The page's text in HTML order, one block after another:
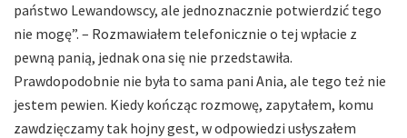
państwo Lewandowscy, ale jednoznacznie potwierdzić tego
nie mogę”. – Rozmawiałem telefonicznie o tej wpłacie z
pewną panią, jednak ona się nie przedstawiła.
Prawdopodobnie nie była to sama pani Ania, ale tego też nie
jestem pewien. Kiedy kończąc rozmowę, zapytałem, komu
zawdzięczamy tak hojny gest, w odpowiedzi usłyszałem